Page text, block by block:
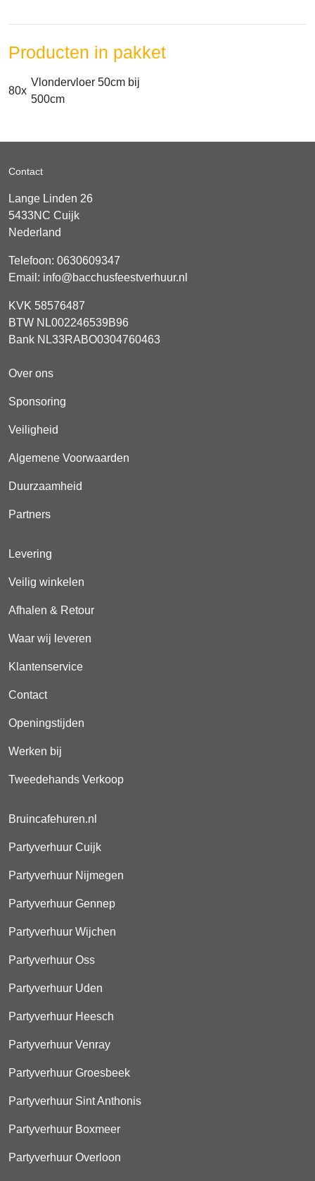
Producten in pakket
80x
Vlondervloer 50cm bij
500cm
Contact
Lange Linden 26
5433NC Cuijk
Nederland
Telefoon: 0630609347
Email: info@bacchusfeestverhuur.nl
KVK 58576487
BTW NL002246539B96
Bank NL33RABO0304760463
Over ons
Sponsoring
Veiligheid
Algemene Voorwaarden
Duurzaamheid
Partners
Levering
Veilig winkelen
Afhalen & Retour
Waar wij leveren
Klantenservice
Contact
Openingstijden
Werken bij
Tweedehands Verkoop
Bruincafehuren.nl
Partyverhuur Cuijk
Partyverhuur Nijmegen
Partyverhuur Gennep
Partyverhuur Wijchen
Partyverhuur Oss
Partyverhuur Uden
Partyverhuur Heesch
Partyverhuur Venray
Partyverhuur Groesbeek
Partyverhuur Sint Anthonis
Partyverhuur Boxmeer
Partyverhuur Overloon